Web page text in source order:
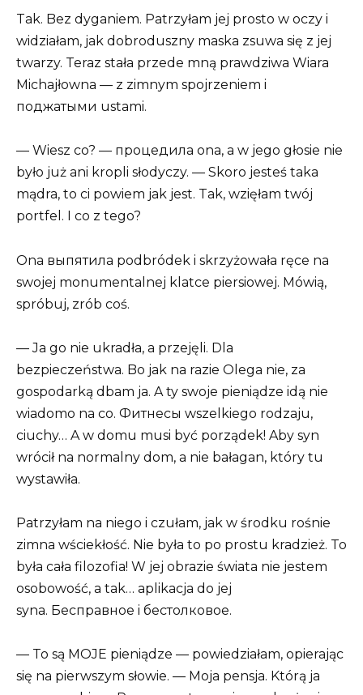
Tak. Bez dyganiem. Patrzyłam jej prosto w oczy i
widziałam, jak dobroduszny maska zsuwa się z jej
twarzy. Teraz stała przede mną prawdziwa Wiara
Michajłowna — z zimnym spojrzeniem i
поджатыми ustami.
— Wiesz co? — процедила ona, a w jego głosie nie
było już ani kropli słodyczy. — Skoro jesteś taka
mądra, to ci powiem jak jest. Tak, wzięłam twój
portfel. I co z tego?
Ona выпятила podbródek i skrzyżowała ręce na
swojej monumentalnej klatce piersiowej. Mówią,
spróbuj, zrób coś.
— Ja go nie ukradła, a przejęli. Dla
bezpieczeństwa. Bo jak na razie Olega nie, za
gospodarką dbam ja. A ty swoje pieniądze idą nie
wiadomo na co. Фитнесы wszelkiego rodzaju,
ciuchy… A w domu musi być porządek! Aby syn
wrócił na normalny dom, a nie bałagan, który tu
wystawiła.
Patrzyłam na niego i czułam, jak w środku rośnie
zimna wściekłość. Nie była to po prostu kradzież. To
była cała filozofia! W jej obrazie świata nie jestem
osobowość, a tak… aplikacja do jej
syna. Бесправное i бестолковое.
— To są MOJE pieniądze — powiedziałam, opierając
się na pierwszym słowie. — Moja pensja. Którą ja